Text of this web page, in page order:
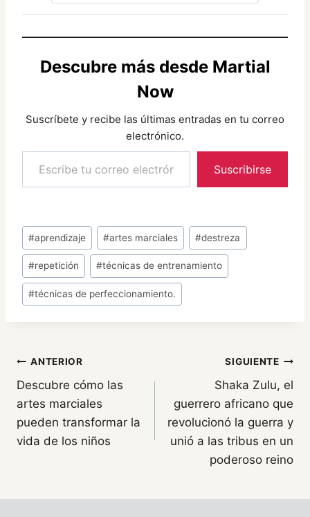
Descubre más desde Martial
Now
Suscríbete y recibe las últimas entradas en tu correo
electrónico.
Escribe tu correo electrónico…
Suscribirse
Etiquetas
de
la
entrada:
#aprendizaje #artes marciales #destreza
#repetición #técnicas de entrenamiento
#técnicas de perfeccionamiento.
Navegación
de
entradas
ANTERIOR
Descubre cómo las
artes marciales
pueden transformar la
vida de los niños
SIGUIENTE
Shaka Zulu, el
guerrero africano que
revolucionó la guerra y
unió a las tribus en un
poderoso reino